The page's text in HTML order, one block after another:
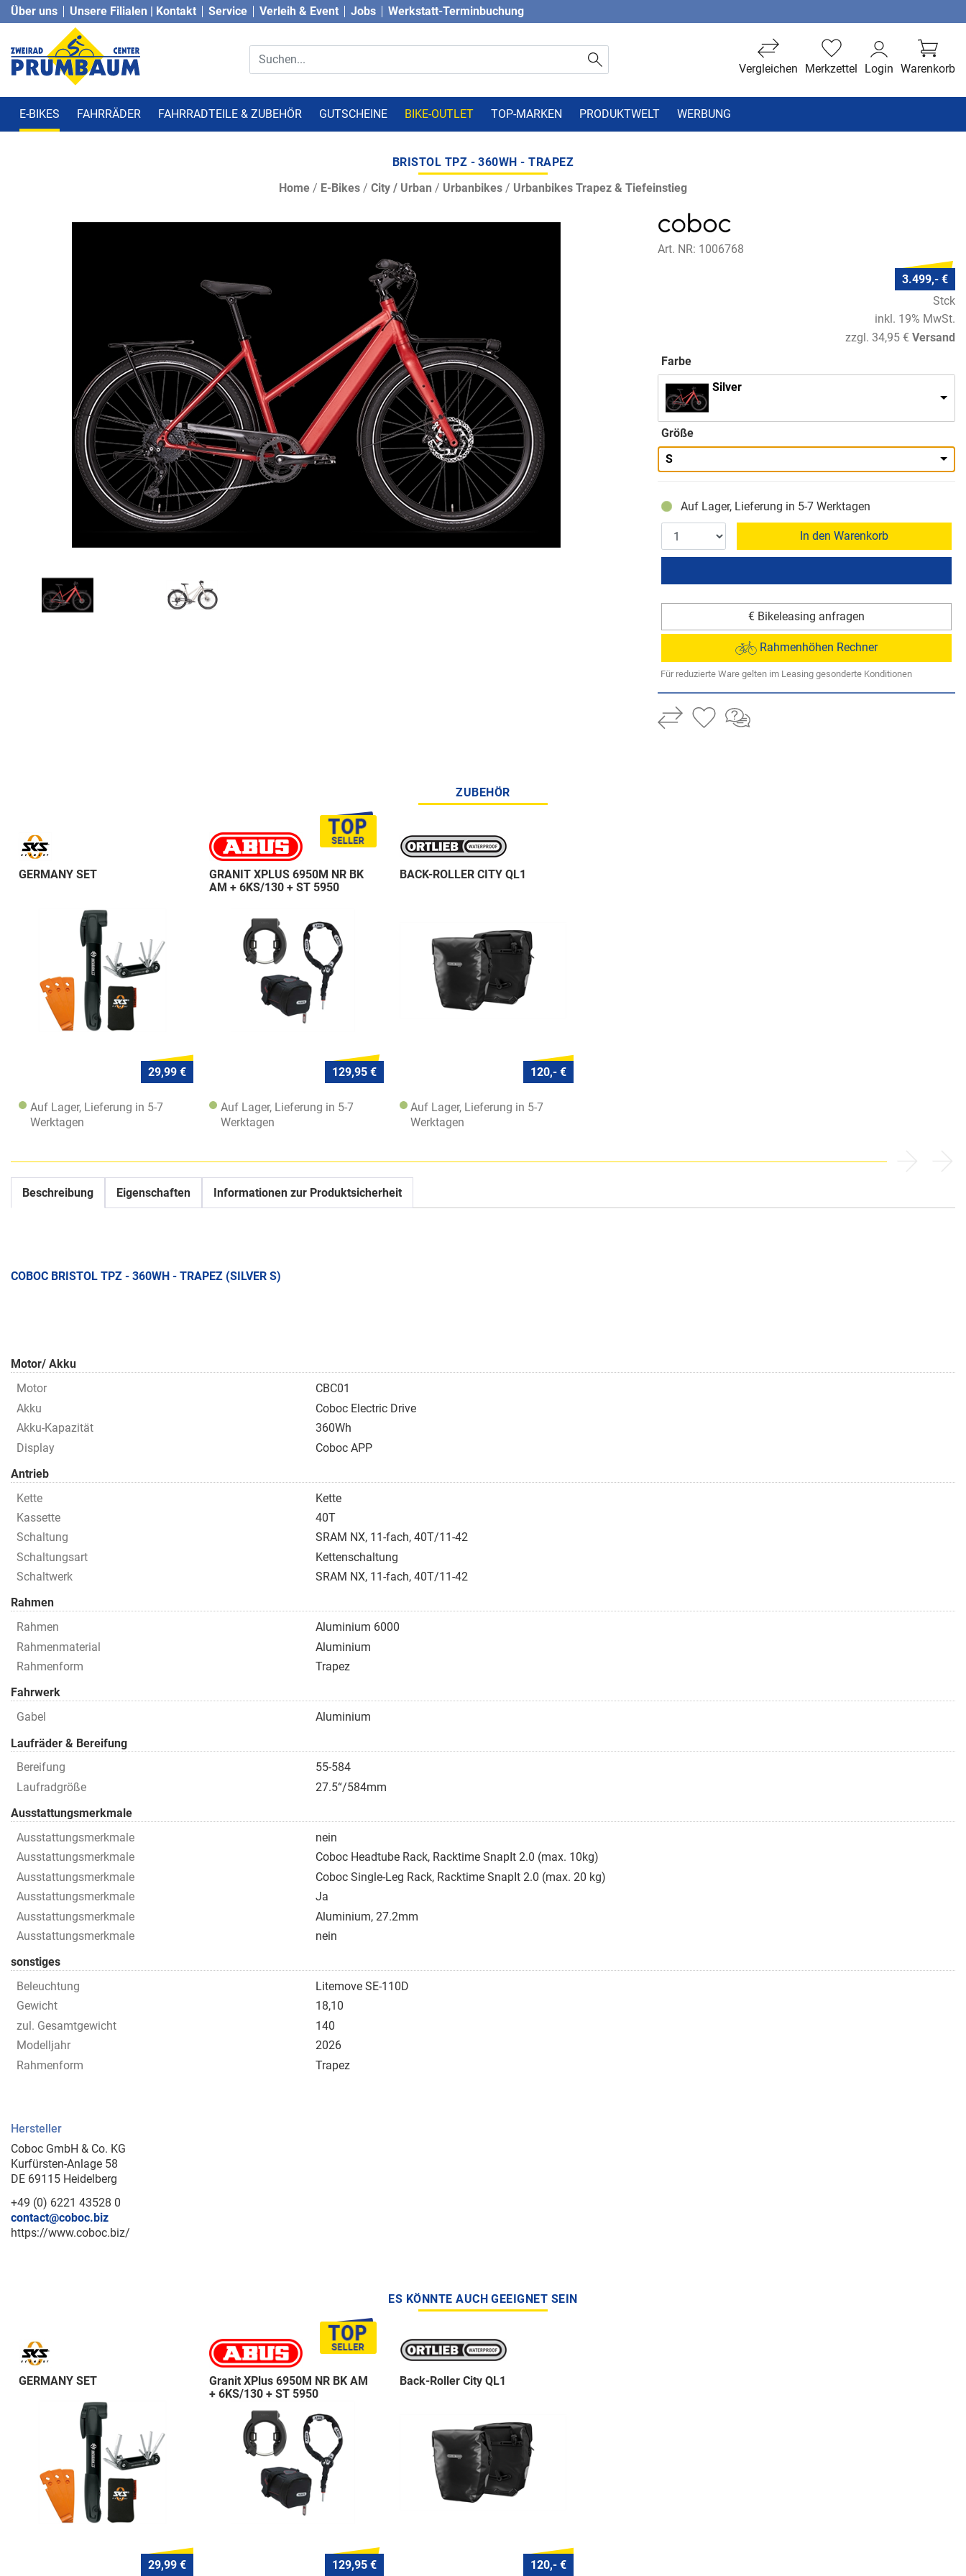
Über uns Unsere Filialen | Kontakt Service Verleih & Event Jobs Werkstatt-Terminbuchung
Warenkorb
Login
Merkzettel
Vergleichen
E-BIKES FAHRRÄDER FAHRRADTEILE & ZUBEHÖR GUTSCHEINE BIKE-OUTLET TOP-MARKEN PRODUKTWELT WERBUNG
BRISTOL TPZ - 360WH - TRAPEZ
Home / E-Bikes / City / Urban / Urbanbikes / Urbanbikes Trapez & Tiefeinstieg
Art. NR: 1006768
3.499,- €
Stck
inkl. 19% MwSt.
zzgl. 34,95 € Versand
Farbe
Silver
Größe
S
Auf Lager, Lieferung in 5-7 Werktagen
In den Warenkorb
€ Bikeleasing anfragen
Rahmenhöhen Rechner
Für reduzierte Ware gelten im Leasing gesonderte Konditionen
ZUBEHÖR
GERMANY SET
29,99 €
Auf Lager, Lieferung in 5-7
Werktagen
GRANIT XPLUS 6950M NR BK
AM + 6KS/130 + ST 5950
129,95 €
Auf Lager, Lieferung in 5-7
Werktagen
BACK-ROLLER CITY QL1
120,- €
Auf Lager, Lieferung in 5-7
Werktagen
Beschreibung Eigenschaften Informationen zur Produktsicherheit
COBOC BRISTOL TPZ - 360WH - TRAPEZ (SILVER S)
Motor/ Akku
Motor
CBC01
Akku
Coboc Electric Drive
Akku-Kapazität
360Wh
Display
Coboc APP
Antrieb
Kette
Kette
Kassette
40T
Schaltung
SRAM NX, 11-fach, 40T/11-42
Schaltungsart
Kettenschaltung
Schaltwerk
SRAM NX, 11-fach, 40T/11-42
Rahmen
Rahmen
Aluminium 6000
Rahmenmaterial
Aluminium
Rahmenform
Trapez
Fahrwerk
Gabel
Aluminium
Laufräder & Bereifung
Bereifung
55-584
Laufradgröße
27.5“/584mm
Ausstattungsmerkmale
Ausstattungsmerkmale
nein
Ausstattungsmerkmale
Coboc Headtube Rack, Racktime SnapIt 2.0 (max. 10kg)
Ausstattungsmerkmale
Coboc Single-Leg Rack, Racktime SnapIt 2.0 (max. 20 kg)
Ausstattungsmerkmale
Ja
Ausstattungsmerkmale
Aluminium, 27.2mm
Ausstattungsmerkmale
nein
sonstiges
Beleuchtung
Litemove SE-110D
Gewicht
18,10
zul. Gesamtgewicht
140
Modelljahr
2026
Rahmenform
Trapez
Hersteller
Coboc GmbH & Co. KG
Kurfürsten-Anlage 58
DE 69115 Heidelberg
+49 (0) 6221 43528 0
contact@coboc.biz
https://www.coboc.biz/
ES KÖNNTE AUCH GEEIGNET SEIN
GERMANY SET
29,99 €
Granit XPlus 6950M NR BK AM
+ 6KS/130 + ST 5950
129,95 €
Back-Roller City QL1
120,- €